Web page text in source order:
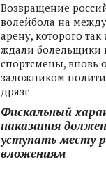
Возвращение
волейбола на
арену, которого так
ждали болельщики
спортсмены, вновь
заложником
дрязг
Фискальный
наказания должен
уступать месту
вложениям